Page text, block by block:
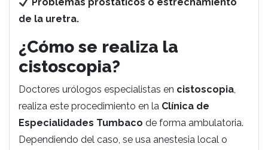
de la uretra.
¿Cómo se realiza la
cistoscopia?
Doctores urólogos especialistas en cistoscopia,
realiza este procedimiento en la Clínica de
Especialidades Tumbaco de forma ambulatoria.
Dependiendo del caso, se usa anestesia local o